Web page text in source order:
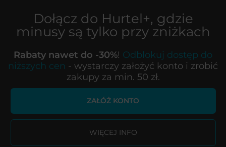
Dołącz do Hurtel+, gdzie
minusy są tylko przy zniżkach
Rabaty nawet do -30%! Odblokuj dostęp do
niższych cen - wystarczy założyć konto i zrobić
zakupy za min. 50 zł.
ZAŁÓŻ KONTO
WIĘCEJ INFO